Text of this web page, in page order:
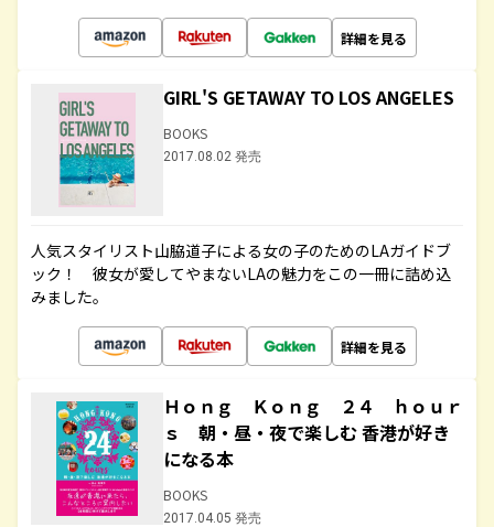
詳細を見る
GIRL'S GETAWAY TO LOS ANGELES
BOOKS
2017.08.02 発売
人気スタイリスト山脇道子による女の子のためのLAガイドブ
ック！ 彼女が愛してやまないLAの魅力をこの一冊に詰め込
みました。
詳細を見る
Ｈｏｎｇ Ｋｏｎｇ ２４ ｈｏｕｒ
ｓ 朝・昼・夜で楽しむ 香港が好き
になる本
BOOKS
2017.04.05 発売